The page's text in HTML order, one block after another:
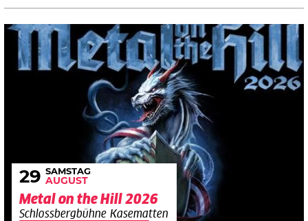
29 SAMSTAG
AUGUST
Metal on the Hill 2026
Schlossbergbühne Kasematten